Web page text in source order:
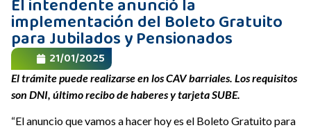
El intendente anunció la
implementación del Boleto Gratuito
para Jubilados y Pensionados
21/01/2025
El trámite puede realizarse en los CAV barriales. Los requisitos
son DNI, último recibo de haberes y tarjeta SUBE.
“El anuncio que vamos a hacer hoy es el Boleto Gratuito para